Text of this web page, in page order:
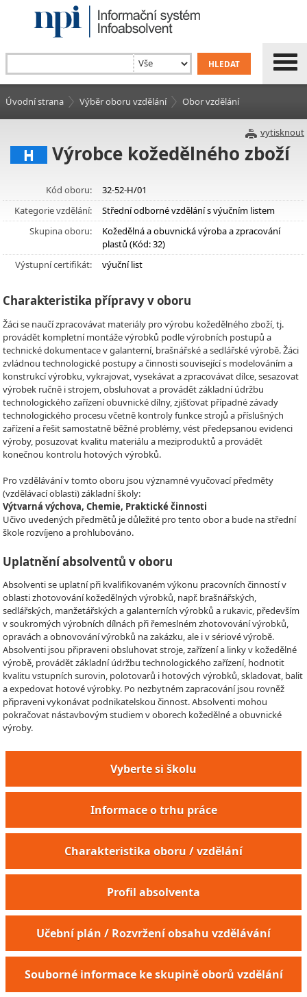
Úvodní strana Výběr oboru vzdělání Obor vzdělání
vytisknout
H Výrobce kožedělného zboží
Kód oboru:
32-52-H/01
Kategorie vzdělání:
Střední odborné vzdělání s výučním listem
Skupina oboru:
Kožedělná a obuvnická výroba a zpracování
plastů (Kód: 32)
Výstupní certifikát:
výuční list
Charakteristika přípravy v oboru
Žáci se naučí zpracovávat materiály pro výrobu kožedělného zboží, tj.
provádět kompletní montáže výrobků podle výrobních postupů a
technické dokumentace v galanterní, brašnářské a sedlářské výrobě. Žáci
zvládnou technologické postupy a činnosti související s modelováním a
konstrukcí výrobku, vykrajovat, vysekávat a zpracovávat dílce, sesazovat
výrobek ručně i strojem, obsluhovat a provádět základní údržbu
technologického zařízení obuvnické dílny, zjišťovat případné závady
technologického procesu včetně kontroly funkce strojů a příslušných
zařízení a řešit samostatně běžné problémy, vést předepsanou evidenci
výroby, posuzovat kvalitu materiálu a meziproduktů a provádět
konečnou kontrolu hotových výrobků.
Pro vzdělávání v tomto oboru jsou významné vyučovací předměty
(vzdělávací oblasti) základní školy:
Výtvarná výchova, Chemie, Praktické činnosti
Učivo uvedených předmětů je důležité pro tento obor a bude na střední
škole rozvíjeno a prohlubováno.
Uplatnění absolventů v oboru
Absolventi se uplatní při kvalifikovaném výkonu pracovních činností v
oblasti zhotovování kožedělných výrobků, např. brašnářských,
sedlářských, manžetářských a galanterních výrobků a rukavic, především
v soukromých výrobních dílnách při řemeslném zhotovování výrobků,
opravách a obnovování výrobků na zakázku, ale i v sériové výrobě.
Absolventi jsou připraveni obsluhovat stroje, zařízení a linky v kožedělné
výrobě, provádět základní údržbu technologického zařízení, hodnotit
kvalitu vstupních surovin, polotovarů i hotových výrobků, skladovat, balit
a expedovat hotové výrobky. Po nezbytném zapracování jsou rovněž
připraveni vykonávat podnikatelskou činnost. Absolventi mohou
pokračovat nástavbovým studiem v oborech kožedělné a obuvnické
výroby.
Vyberte si školu
Informace o trhu práce
Charakteristika oboru / vzdělání
Profil absolventa
Učební plán / Rozvržení obsahu vzdělávání
Souborné informace ke skupině oborů vzdělání